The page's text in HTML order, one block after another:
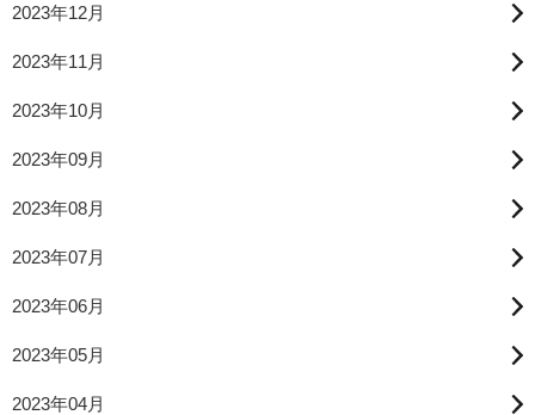
2023年12月
2023年11月
2023年10月
2023年09月
2023年08月
2023年07月
2023年06月
2023年05月
2023年04月